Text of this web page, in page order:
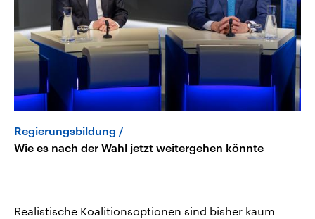
Regierungsbildung
Wie es nach der Wahl jetzt weitergehen könnte
Realistische Koalitionsoptionen sind bisher kaum